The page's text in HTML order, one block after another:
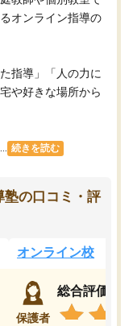
オンライン指導の
指導」「人の力に
や好きな場所から
続きを読む
塾の口コミ・評
オンライン校
保護者
総合評価